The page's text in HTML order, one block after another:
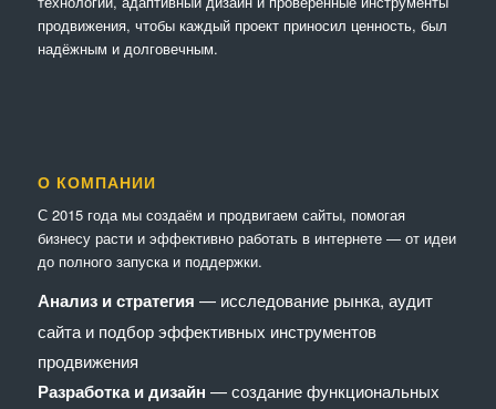
продвижения, чтобы каждый проект приносил ценность, был
надёжным и долговечным.
О КОМПАНИИ
С 2015 года мы создаём и продвигаем сайты, помогая
бизнесу расти и эффективно работать в интернете — от идеи
до полного запуска и поддержки.
Анализ и стратегия — исследование рынка, аудит
сайта и подбор эффективных инструментов
продвижения
Разработка и дизайн — создание функциональных